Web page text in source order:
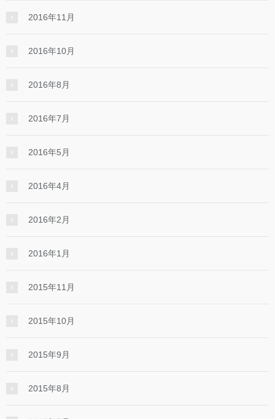
2016年11月
2016年10月
2016年8月
2016年7月
2016年5月
2016年4月
2016年2月
2016年1月
2015年11月
2015年10月
2015年9月
2015年8月